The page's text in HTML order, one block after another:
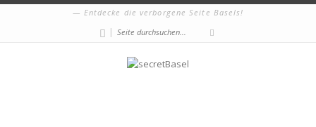
Entdecke die verborgene Seite Basels!
|